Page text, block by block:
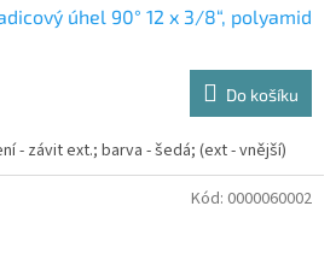
úhel 90° 12 x 3/8“, polyamid
Do košíku
- závit ext.; barva - šedá; (ext - vnější)
Kód: 0000060002